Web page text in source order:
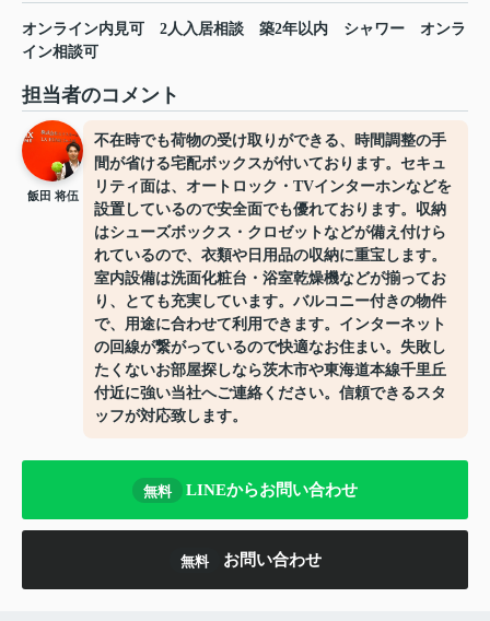
オンライン内見可 2人入居相談 築2年以内 シャワー
オンラ
イン相談可
担当者のコメント
飯田 将伍
不在時でも荷物の受け取りができる、時間調整の手
間が省ける宅配ボックスが付いております。セキュ
リティ面は、オートロック・TVインターホンなどを
設置しているので安全面でも優れております。収納
はシューズボックス・クロゼットなどが備え付けら
れているので、衣類や日用品の収納に重宝します。
室内設備は洗面化粧台・浴室乾燥機などが揃ってお
り、とても充実しています。バルコニー付きの物件
で、用途に合わせて利用できます。インターネット
の回線が繋がっているので快適なお住まい。失敗し
たくないお部屋探しなら茨木市や東海道本線千里丘
付近に強い当社へご連絡ください。信頼できるスタ
ッフが対応致します。
無料 LINEからお問い合わせ
無料 お問い合わせ